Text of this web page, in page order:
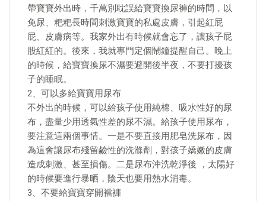
帶寶寶外出時，千萬別耽誤給寶寶換尿褲的時間，以
免尿、粑粑長時間刺激寶寶的私處皮膚，引起紅屁
屁、皮膚病等。我家外出有時候就會忘了，讓孩子屁
股紅紅的。後來，我就專門定個鬧鐘提醒自己。晚上
的時候，給寶寶換尿不濕要避開後半夜，不要打擾孩
子的睡眠。
2、可以多給寶寶用尿布
不外出的時候，可以給孩子使用純棉、吸水性好的尿
布，盡量少用透氣性差的尿不濕。給孩子使用尿布，
要注意這兩個事情。一是不要直接用肥皂洗尿布，因
為這會讓尿布殘留鹼性的洗滌劑，對孩子嬌嫩的皮膚
造成刺激、甚至損傷。二是尿布沖洗乾淨後 ，太陽好
的時候要進行暴晒，陰天也要用熱水消毒。
3、不要給寶寶穿開襠褲